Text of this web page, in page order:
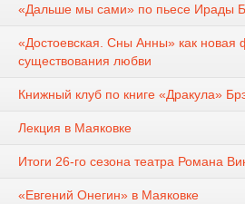
«Дальше мы сами» по пьесе Ирады
«Достоевская. Сны Анны» как новая
существования любви
Книжный клуб по книге «Дракула»
Лекция в Маяковке
Итоги 26-го сезона театра Романа
«Евгений Онегин» в Маяковке